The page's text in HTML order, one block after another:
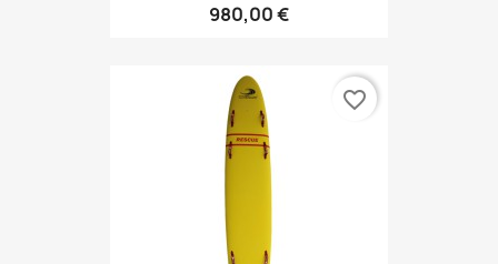
980,00 €
favorite_border